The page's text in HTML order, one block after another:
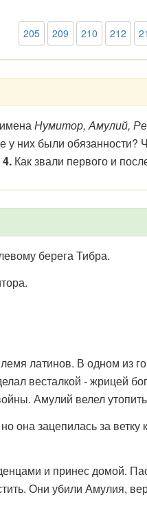
205 209 210 212
Нумитор, Амулий,
у них были
4. Как звали первого и
берега Тибра.
латинов. В одном из
весталкой - жрицей
Амулий велел
она зацепилась за
и принес домой.
Они убили Амулия,